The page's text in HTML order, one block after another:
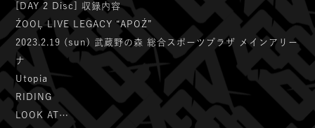
[DAY 2 Disc] 収録内容
ŹOOĻ LIVE LEGACY “APOŹ”
2023.2.19 (sun) 武蔵野の森 総合スポーツプラザ メインアリー
ナ
Utopia
RIDING
LOOK AT…